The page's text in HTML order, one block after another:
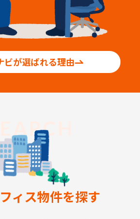
ビが選ばれる理由
ィス物件を探す